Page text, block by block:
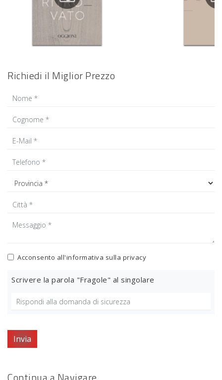
Richiedi il Miglior Prezzo
Acconsento all'informativa sulla privacy
Scrivere la parola "Fragole" al singolare
Invia